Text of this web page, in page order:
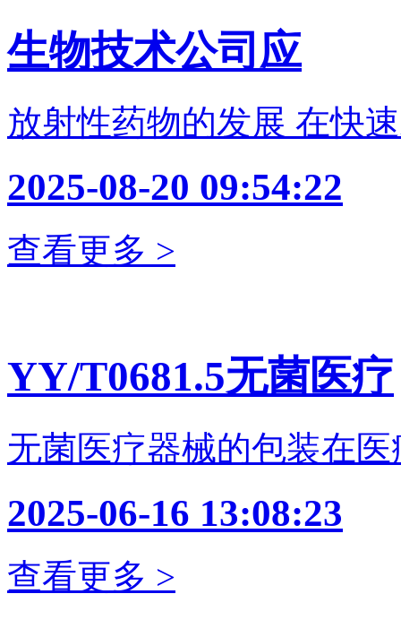
生物技术公司应
放射性药物的发展 在快
2025-08-20 09:54:22
查看更多 >
YY/T0681.5无菌医疗
无菌医疗器械的包装在
2025-06-16 13:08:23
查看更多 >